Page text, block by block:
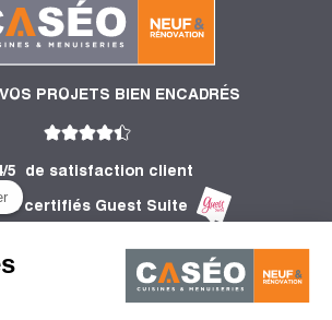
PROJETS BIEN ENCADRÉS
5
de satisfaction client
certifiés Guest Suite